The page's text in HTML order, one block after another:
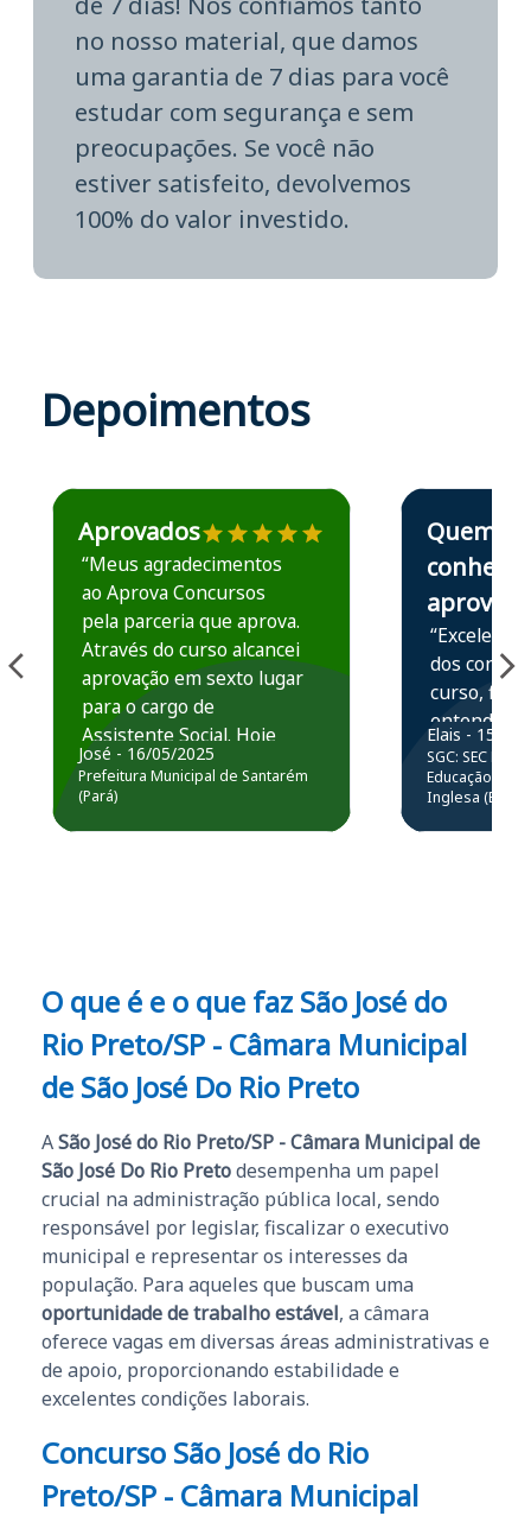
no nosso material, que damos
uma garantia de 7 dias para você
estudar com segurança e sem
preocupações. Se você não
estiver satisfeito, devolvemos
100% do valor investido.
Depoimentos
Estudante José recomenda o Aprova Concursos em
Aprovados
“Meus agradecimentos
ao Aprova Concursos
pela parceria que aprova.
Através do curso alcancei
aprovação em sexto lugar
para o cargo de
Assistente Social. Hoje
estou atuando na
Prefeitura de Santarém.
José - 16/05/2025
Prefeitura Municipal de Santarém
(Pará)
Estudante Elais
Quem
conhece,
aprova
“Excelente
dos
curso,
entender e
prática
resolução
questões.”
Elais - 15/07/
SGC: SEC BA
Educação
Inglesa (Edital
O que é e o que faz São José do
Rio Preto/SP - Câmara Municipal
de São José Do Rio Preto
ASão José do Rio Preto/SP - Câmara Municipal de
São José Do Rio Pretodesempenha um papel
crucial na administração pública local, sendo
responsável por legislar, fiscalizar o executivo
municipal e representar os interesses da
população. Para aqueles que buscam uma
oportunidade de trabalho estável, a câmara
oferece vagas em diversas áreas administrativas e
de apoio, proporcionando estabilidade e
excelentes condições laborais.
Concurso São José do Rio
Preto/SP - Câmara Municipal